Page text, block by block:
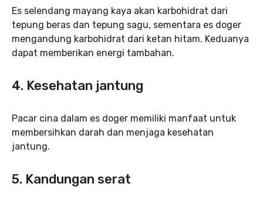
Es selendang mayang kaya akan karbohidrat dari
tepung beras dan tepung sagu, sementara es doger
mengandung karbohidrat dari ketan hitam. Keduanya
dapat memberikan energi tambahan.
4. Kesehatan jantung
Pacar cina dalam es doger memiliki manfaat untuk
membersihkan darah dan menjaga kesehatan
jantung.
5. Kandungan serat